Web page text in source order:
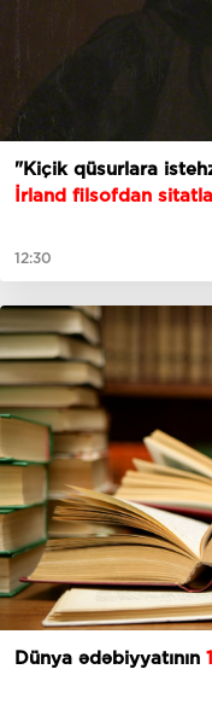
"Kiçik qüsurlara
İrland filsofdan
12:30
Dünya ədəbiyyatının